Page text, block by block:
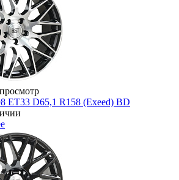
ET33 D65,1 R158 (Exeed) BD